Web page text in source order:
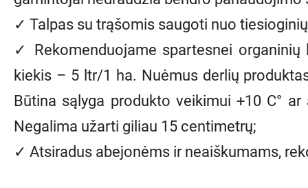
✓ Talpas su trąšomis saugoti nuo
✓ Rekomenduojame spartesnei
kiekis – 5 ltr/1 ha. Nuėmus derlių
Būtina sąlyga produkto veikimui +10 C°
Negalima užarti giliau 15 centimetrų;
✓ Atsiradus abejonėms ir neaiškumams,